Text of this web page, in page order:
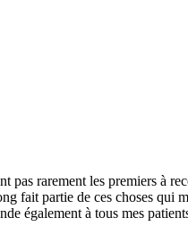
rarement les premiers à
fait partie de ces choses qui
également à tous mes